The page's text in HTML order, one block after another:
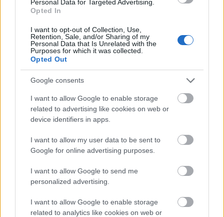
Personal Data for Targeted Advertising.
Opted In
I want to opt-out of Collection, Use,
Retention, Sale, and/or Sharing of my
Personal Data that Is Unrelated with the
Purposes for which it was collected.
Opted Out
Google consents
I want to allow Google to enable storage
related to advertising like cookies on web or
device identifiers in apps.
I want to allow my user data to be sent to
Google for online advertising purposes.
I want to allow Google to send me
personalized advertising.
I want to allow Google to enable storage
related to analytics like cookies on web or
fényben) (színház, Premier!)
A kávézóban pedig szembetalálkozhatsz
Simkó Beatrix & Dömölky Dániel
Hangbank
című interaktív, helyspecifikus
üzenetrögzítőjével.
A Trafó Galériában
Weltschmerz című kiállítása látható.
*A fesztiválra ötalkalmas NEXTFESZT bérlet
előadást nézhetsz meg, mindössze 5000
forintért. FONTOS: a kiválasztott előadásokat
írd meg a jegypenztar@trafo.hu címre, vagy
diktáld be telefonon a (+36 1) 215 1600
számon, hogy félretehessék a jegyeidet,
melyeket a pénztárban vehetsz át, soron
kívül.